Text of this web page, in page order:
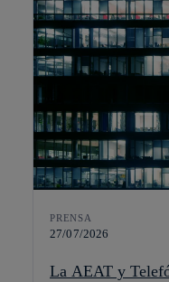
PRENSA
27/07/2026
La AEAT y